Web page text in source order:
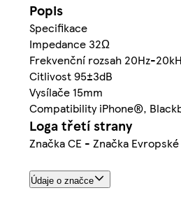
Popis
Specifikace
Impedance 32Ω
Frekvenční rozsah 20Hz-
Citlivost 95±3dB
Vysílače 15mm
Compatibility iPhone®,
Loga třetí strany
Značka CE - Značka
Údaje o značce